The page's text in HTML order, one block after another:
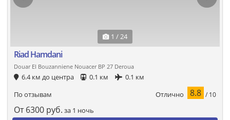
1 / 24
Riad Hamdani
Douar El Bouzanniene Nouacer BP 27 Deroua
6.4 км до центра 0.1 км
0.1 км
По отзывам
Отлично 8.8 / 10
От 6300 руб. за 1 ночь